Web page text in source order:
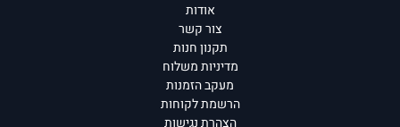
אודות
צור קשר
תקנון חנות
מדיניות משלוח
מעקב הזמנות
הרשמת לקוחות
הצהרת נגישות